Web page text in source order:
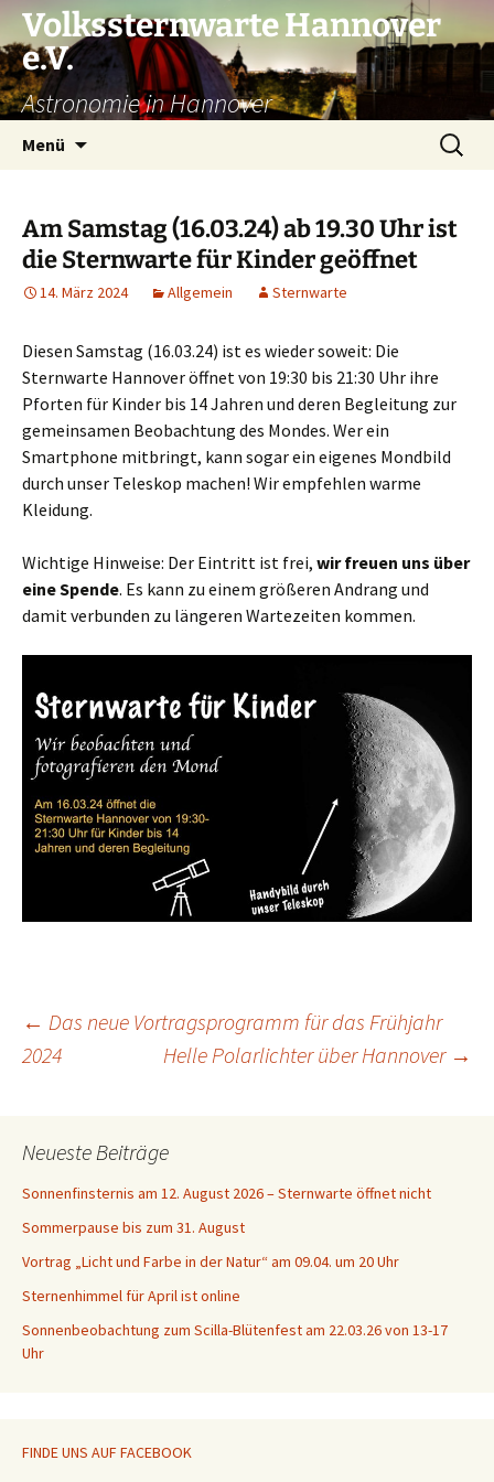
Volkssternwarte Hannover
e.V.
Astronomie in Hannover
Menü
Suchen
nach:
Am Samstag (16.03.24) ab 19.30 Uhr ist
die Sternwarte für Kinder geöffnet
14. März 2024 Allgemein Sternwarte
Diesen Samstag (16.03.24) ist es wieder soweit: Die
Sternwarte Hannover öffnet von 19:30 bis 21:30 Uhr ihre
Pforten für Kinder bis 14 Jahren und deren Begleitung zur
gemeinsamen Beobachtung des Mondes. Wer ein
Smartphone mitbringt, kann sogar ein eigenes Mondbild
durch unser Teleskop machen! Wir empfehlen warme
Kleidung.
Wichtige Hinweise: Der Eintritt ist frei, wir freuen uns über
eine Spende. Es kann zu einem größeren Andrang und
damit verbunden zu längeren Wartezeiten kommen.
Beitragsnavigation
← Das neue Vortragsprogramm für das Frühjahr
2024
Helle Polarlichter über Hannover →
Neueste Beiträge
Sonnenfinsternis am 12. August 2026 – Sternwarte öffnet nicht
Sommerpause bis zum 31. August
Vortrag „Licht und Farbe in der Natur“ am 09.04. um 20 Uhr
Sternenhimmel für April ist online
Sonnenbeobachtung zum Scilla-Blütenfest am 22.03.26 von 13-17
Uhr
FINDE UNS AUF FACEBOOK